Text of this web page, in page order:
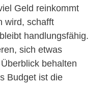
Geld reinkommt
wird, schafft
handlungsfähig.
sich etwas
behalten
Budget ist die